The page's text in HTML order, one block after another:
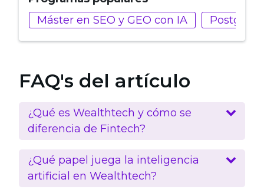
Máster en SEO y GEO con IA
FAQ's del artículo
¿Qué es Wealthtech y cómo se
diferencia de Fintech?
¿Qué papel juega la inteligencia
artificial en Wealthtech?